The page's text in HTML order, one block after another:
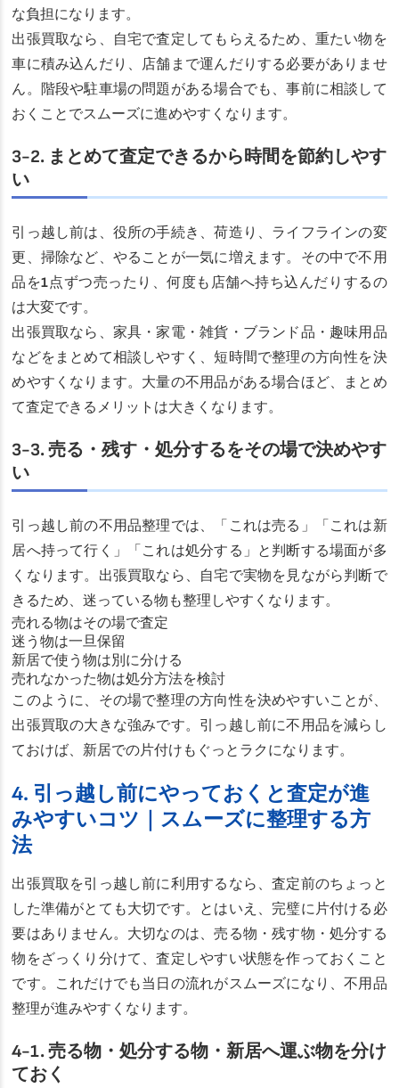
な負担になります。
出張買取なら、自宅で査定してもらえるため、重たい物を
車に積み込んだり、店舗まで運んだりする必要がありませ
ん。階段や駐車場の問題がある場合でも、事前に相談して
おくことでスムーズに進めやすくなります。
3-2. まとめて査定できるから時間を節約しやす
い
引っ越し前は、役所の手続き、荷造り、ライフラインの変
更、掃除など、やることが一気に増えます。その中で不用
品を1点ずつ売ったり、何度も店舗へ持ち込んだりするの
は大変です。
出張買取なら、家具・家電・雑貨・ブランド品・趣味用品
などをまとめて相談しやすく、短時間で整理の方向性を決
めやすくなります。大量の不用品がある場合ほど、まとめ
て査定できるメリットは大きくなります。
3-3. 売る・残す・処分するをその場で決めやす
い
引っ越し前の不用品整理では、「これは売る」「これは新
居へ持って行く」「これは処分する」と判断する場面が多
くなります。出張買取なら、自宅で実物を見ながら判断で
きるため、迷っている物も整理しやすくなります。
売れる物はその場で査定
迷う物は一旦保留
新居で使う物は別に分ける
売れなかった物は処分方法を検討
このように、その場で整理の方向性を決めやすいことが、
出張買取の大きな強みです。引っ越し前に不用品を減らし
ておけば、新居での片付けもぐっとラクになります。
4. 引っ越し前にやっておくと査定が進
みやすいコツ｜スムーズに整理する方
法
出張買取を引っ越し前に利用するなら、査定前のちょっと
した準備がとても大切です。とはいえ、完璧に片付ける必
要はありません。大切なのは、売る物・残す物・処分する
物をざっくり分けて、査定しやすい状態を作っておくこと
です。これだけでも当日の流れがスムーズになり、不用品
整理が進みやすくなります。
4-1. 売る物・処分する物・新居へ運ぶ物を分け
ておく